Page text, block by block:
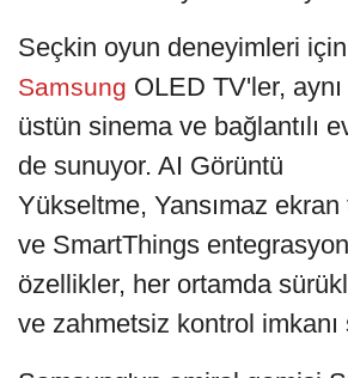
Seçkin oyun deneyimleri
Samsung OLED TV'ler,
üstün sinema ve bağlantılı
de sunuyor. AI Görüntü
Yükseltme, Yansımaz
ve SmartThings
özellikler, her ortamda
ve zahmetsiz kontrol imkanı